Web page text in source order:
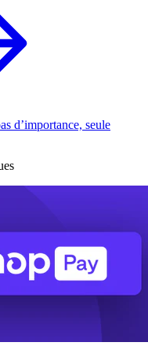
d’importance, seule